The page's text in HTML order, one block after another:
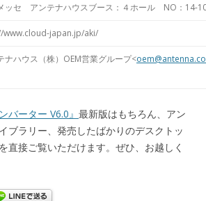
ッセ アンテナハウスブース：４ホール NO：14-
www.cloud-japan.jp/aki/
ナハウス（株）OEM営業グループ<
バーター V6.0』 最新版はもちろん、アン
ブラリー、発売したばかりのデスクトッ
直接ご覧いただけます。ぜひ、お越しく